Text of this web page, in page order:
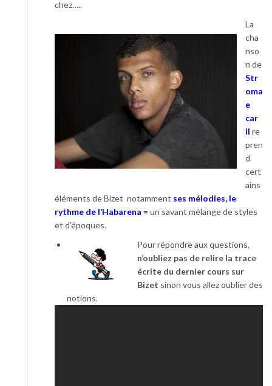
chez…..
La
cha
nso
n de
Str
oma
e
car
il re
pren
d
cert
ains
éléments de Bizet notamment ses mélodies, le
rythme de l’Habarena = un savant mélange de styles
et d’époques.
Pour répondre aux questions,
n’oubliez pas de relire la trace
écrite du dernier cours sur
Bizet sinon vous allez oublier des
notions.